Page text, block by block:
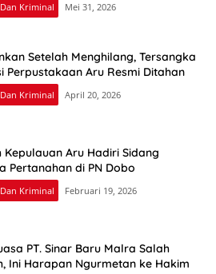
Kriminal Mei 31, 2026
Setelah Menghilang, Tersangka
Perpustakaan Aru Resmi Ditahan
Kriminal April 20, 2026
Kepulauan Aru Hadiri Sidang
Pertanahan di PN Dobo
Kriminal Februari 19, 2026
PT. Sinar Baru Malra Salah
Ini Harapan Ngurmetan ke Hakim